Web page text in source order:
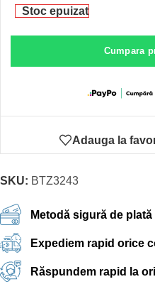
Stoc epuizat
Cumpara
Adauga la
SKU: BTZ3243
Metodă sigură de plată
Expediem rapid orice
Răspundem rapid la